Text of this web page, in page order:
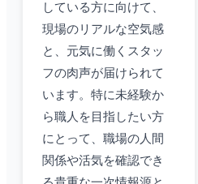
している方に向けて、
現場のリアルな空気感
と、元気に働くスタッ
フの肉声が届けられて
います。特に未経験か
ら職人を目指したい方
にとって、職場の人間
関係や活気を確認でき